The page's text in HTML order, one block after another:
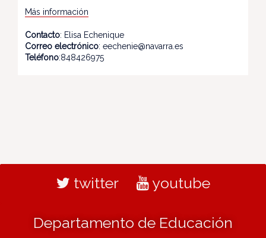
Más información
Contacto: Elisa Echenique
Correo electrónico: eechenie@navarra.es
Teléfono:848426975
twitter youtube
Departamento de Educación